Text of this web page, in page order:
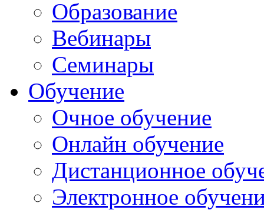
Образование
Вебинары
Семинары
Обучение
Очное обучение
Онлайн обучение
Дистанционное
Электронное